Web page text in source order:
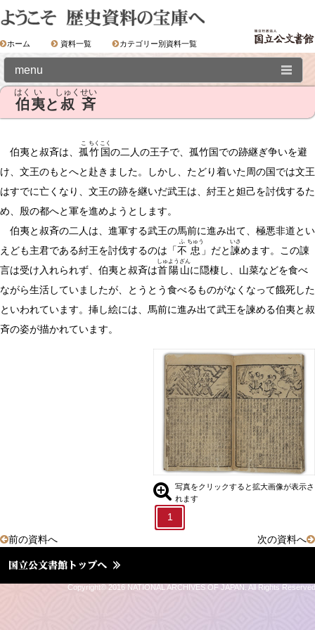
ホーム 資料一覧 カテゴリー別資料一覧
menu
Ⅰ．歴史資料の世界
①漢籍の世界
01.全相平話
02.全相平話「武王伐紂書」
酒池と蠆盆
炮烙の刑
比干の処刑
文王と太公望呂尚
伯夷と叔斉
Ⅱ．未知なる場所への
道しるべ
伯
はく
夷
い
と 叔
しゅく
斉
せい
伯夷と叔斉は、 孤
こ
竹
ちく
国
こく
の二人の王子で、孤竹国での跡継ぎ争いを避
け、文王のもとへと赴きました。しかし、たどり着いた周の国では文王
はすでに亡くなり、文王の跡を継いだ武王は、紂王と妲己を討伐するた
め、殷の都へと軍を進めようとします。
伯夷と叔斉の二人は、進軍する武王の馬前に進み出て、極悪非道とい
えども主君である紂王を討伐するのは「不
ふ
忠
ちゅう
」だと諫
いさ
めます。この諌
言は受け入れられず、伯夷と叔斉は首
しゅ
陽
よう
山
ざん
に隠棲し、山菜などを食べ
ながら生活していましたが、とうとう食べるものがなくなって餓死した
といわれています。挿し絵には、馬前に進み出て武王を諫める伯夷と叔
斉の姿が描かれています。
写真をクリックすると拡大画像が表示さ
れます
1
前の資料へ
次の資料へ
Copyright© 2016 NATIONAL ARCHIVES OF JAPAN. All Rights Reserved